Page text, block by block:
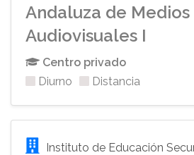
Andaluza de Medios
Audiovisuales I
Centro privado
Diurno
Distancia
Instituto de Educación